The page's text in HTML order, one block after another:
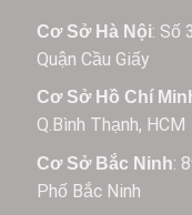
Cơ Sở Hà Nội: Số
Quận Cầu Giấy
Cơ Sở Hồ Chí
Q.Bình Thạnh, HCM
Cơ Sở Bắc Ninh:
Phố Bắc Ninh